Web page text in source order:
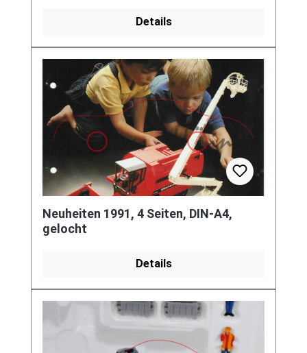
Details
Neuheiten 1991, 4 Seiten, DIN-A4,
gelocht
Details